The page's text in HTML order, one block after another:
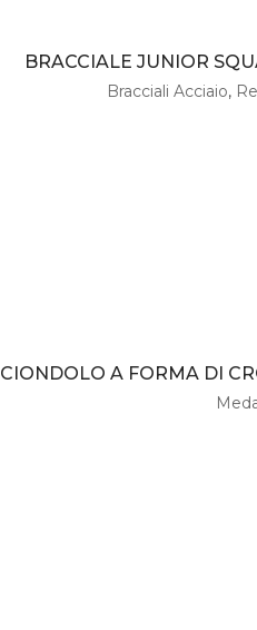
BRACCIALE JUNIOR
Bracciali Acciaio,
CIONDOLO A FORMA DI